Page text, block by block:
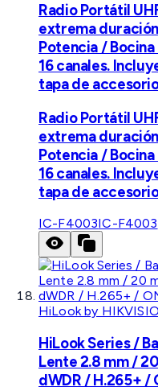
Radio Portátil
extrema
Potencia /
16 canales.
tapa de
Radio Portátil
extrema
Potencia /
16 canales.
tapa de
IC-F4003IC-F4003
HiLook by
HiLook Series /
Lente 2.8 mm /
dWDR / H.265+ /